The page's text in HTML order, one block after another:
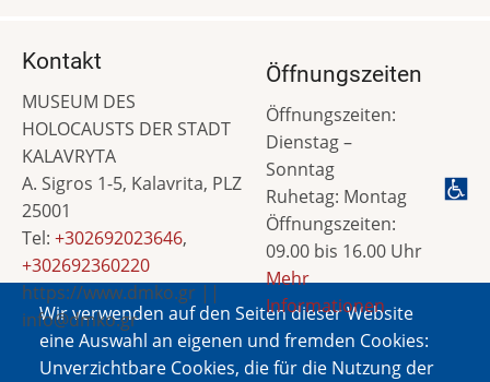
Wir verwenden auf den Seiten dieser Website
eine Auswahl an eigenen und fremden Cookies:
Unverzichtbare Cookies, die für die Nutzung der
Kontakt
MUSEUM DES
HOLOCAUSTS DER STADT
KALAVRYTA
A. Sigros 1-5, Kalavrita, PLZ
25001
Tel: +302692023646,
+302692360220
https://www.dmko.gr ||
info@dmko.gr
Öffnungszeiten
Öffnungszeiten:
Dienstag –
Sonntag
Ruhetag: Montag
Öffnungszeiten:
09.00 bis 16.00 Uhr
Mehr
Informationen